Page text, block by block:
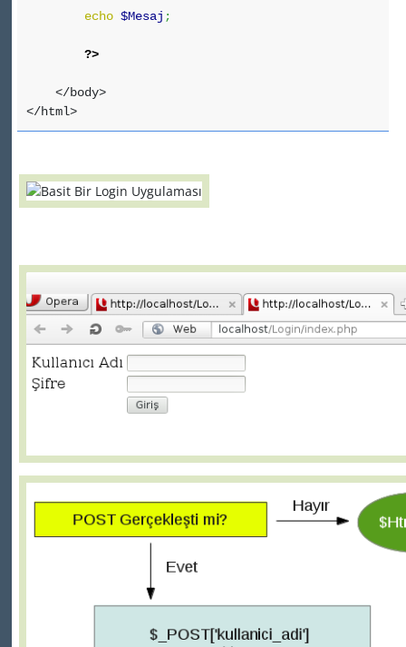
echo $Mesaj ;
?>
</body>
</html>